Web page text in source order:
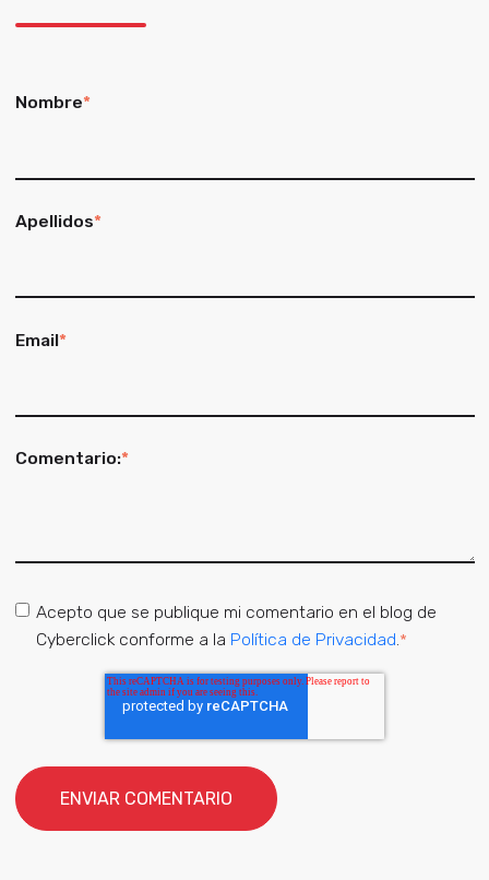
Nombre*
Apellidos*
Email*
Comentario:*
Acepto que se publique mi comentario en el blog de
Cyberclick conforme a la Política de Privacidad.*